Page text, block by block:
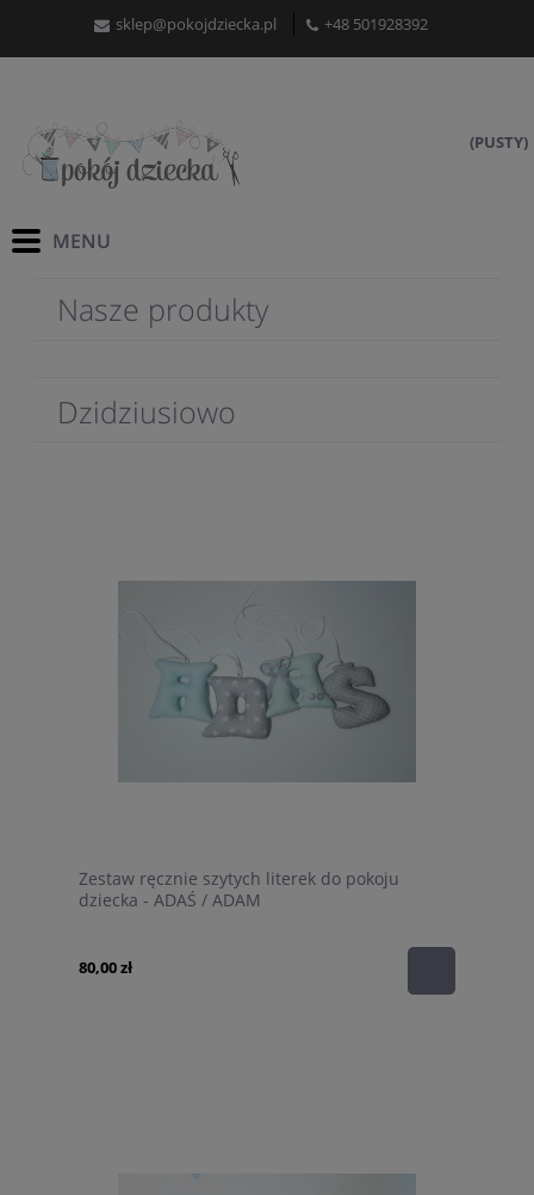
sklep@pokojdziecka.pl +48 501928392
(PUSTY)
Nasze produkty
Dzidziusiowo
Zestaw ręcznie szytych literek do pokoju
dziecka - ADAŚ / ADAM
80,00 zł